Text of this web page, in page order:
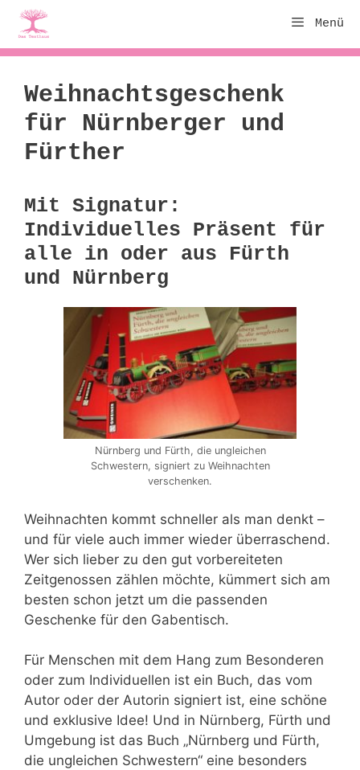
Zum
Inhalt
springen
Menü
Weihnachtsgeschenk
für Nürnberger und
Fürther
Mit Signatur:
Individuelles Präsent für
alle in oder aus Fürth
und Nürnberg
Nürnberg und Fürth, die ungleichen
Schwestern, signiert zu Weihnachten
verschenken.
Weihnachten kommt schneller als man denkt –
und für viele auch immer wieder überraschend.
Wer sich lieber zu den gut vorbereiteten
Zeitgenossen zählen möchte, kümmert sich am
besten schon jetzt um die passenden
Geschenke für den Gabentisch.
Für Menschen mit dem Hang zum Besonderen
oder zum Individuellen ist ein Buch, das vom
Autor oder der Autorin signiert ist, eine schöne
und exklusive Idee! Und in Nürnberg, Fürth und
Umgebung ist das Buch „Nürnberg und Fürth,
die ungleichen Schwestern“ eine besonders